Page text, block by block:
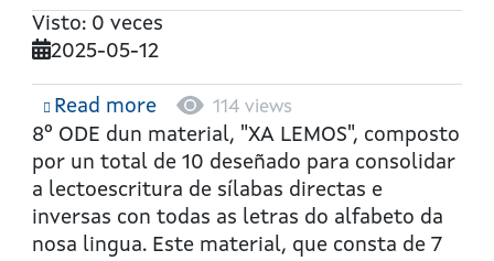
Visto: 0 veces
2025-05-12
Read moreabout
Xa
lemos
-
ODE
8:
114 views
8º ODE dun material, "XA LEMOS", composto
por un total de 10 deseñado para consolidar
a lectoescritura de sílabas directas e
inversas con todas as letras do alfabeto da
nosa lingua. Este material, que consta de 7